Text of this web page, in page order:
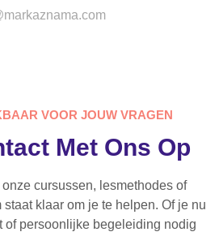
VOOR JOUW VRAGEN
Met Ons Op
cursussen, lesmethodes of
klaar om je te helpen. Of je nu
of persoonlijke begeleiding nodig